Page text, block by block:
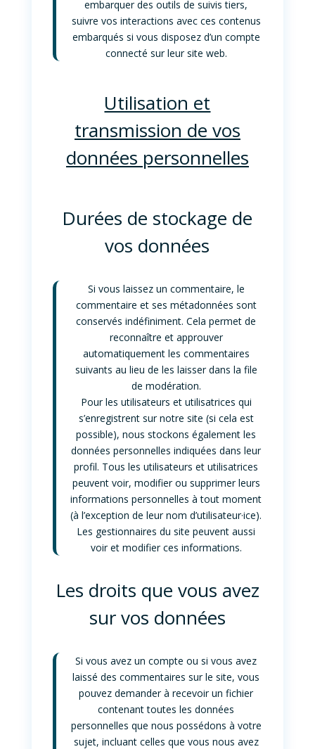
embarquer des outils de suivis tiers,
suivre vos interactions avec ces contenus
embarqués si vous disposez d’un compte
connecté sur leur site web.
Utilisation et
transmission de vos
données personnelles
Durées de stockage de
vos données
Si vous laissez un commentaire, le
commentaire et ses métadonnées sont
conservés indéfiniment. Cela permet de
reconnaître et approuver
automatiquement les commentaires
suivants au lieu de les laisser dans la file
de modération.
Pour les utilisateurs et utilisatrices qui
s’enregistrent sur notre site (si cela est
possible), nous stockons également les
données personnelles indiquées dans leur
profil. Tous les utilisateurs et utilisatrices
peuvent voir, modifier ou supprimer leurs
informations personnelles à tout moment
(à l’exception de leur nom d’utilisateur·ice).
Les gestionnaires du site peuvent aussi
voir et modifier ces informations.
Les droits que vous avez
sur vos données
Si vous avez un compte ou si vous avez
laissé des commentaires sur le site, vous
pouvez demander à recevoir un fichier
contenant toutes les données
personnelles que nous possédons à votre
sujet, incluant celles que vous nous avez